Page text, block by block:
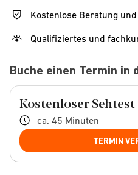
Kostenlose Beratung
Qualifiziertes und
Buche einen Termin in
Kostenloser
ca. 45 Minuten
TERMIN